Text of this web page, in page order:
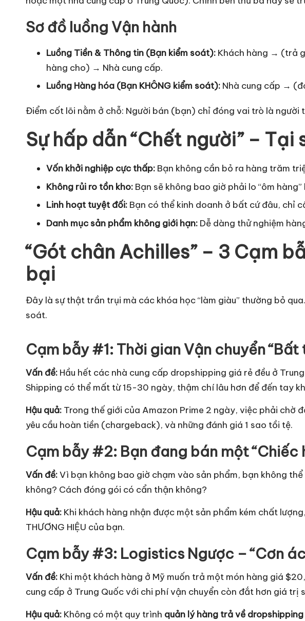
g
is
ti
c
s
Sơ đồ luồng Vận hành
Luồng Tiền & Thông tin (Bạn kiểm soát): Khách hàng → (trả
hàng cho) → Nhà cung cấp.
Luồng Hàng hóa (Bạn KHÔNG kiểm soát): Nhà cung cấp →
Điểm cốt lõi nằm ở chỗ: Người bán (bạn) chỉ đóng vai trò là người
Sự hấp dẫn “Chết người” –
Vốn khởi nghiệp cực thấp: Bạn không cần bỏ ra hàng trăm
Không rủi ro tồn kho: Bạn sẽ không bao giờ phải lo “ôm
Linh hoạt tuyệt đối: Bạn có thể kinh doanh ở bất cứ đâu, chỉ
Danh mục sản phẩm không giới hạn: Dễ dàng thử nghiệm
“Gót chân Achilles” – 3 Cạm
bại
Đây là sự thật trần trụi mà các khóa học “làm giàu” thường bỏ
soát.
Cạm bẫy #1: Thời gian Vận chuyển
Vấn đề: Hầu hết các nhà cung cấp dropshipping giá rẻ đều ở
Shipping có thể mất từ 15-30 ngày, thậm chí lâu hơn để đến tay
Hậu quả: Trong thế giới của Amazon Prime 2 ngày, việc phải chờ
yêu cầu hoàn tiền (chargeback), và những đánh giá 1 sao tồi tệ.
Cạm bẫy #2: Bạn đang bán một
Vấn đề:Vì bạn không bao giờ chạm vào sản phẩm, bạn không
không? Cách đóng gói có cẩn thận không?
Hậu quả: Khi khách hàng nhận được một sản phẩm kém chất
THƯƠNG HIỆU của bạn.
Cạm bẫy #3: Logistics Ngược – “Cơn
Vấn đề: Khi một khách hàng ở Mỹ muốn trả một món hàng giá
cung cấp ở Trung Quốc với chi phí vận chuyển còn đắt hơn giá trị
Hậu quả: Không có một quy trình quản lý hàng trả về dropshipping